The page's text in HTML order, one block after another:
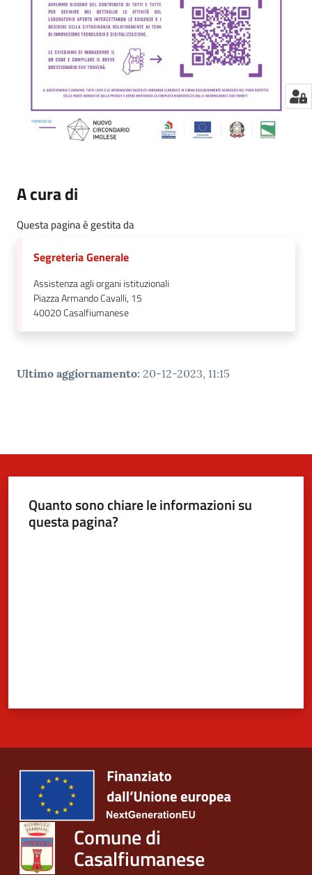
A cura di
Questa pagina è gestita da
Segreteria Generale
Assistenza agli organi istituzionali
Piazza Armando Cavalli, 15
40020Casalfiumanese
Ultimo aggiornamento: 20-12-2023, 11:15
Quanto sono chiare le informazioni su
questa pagina?
Comune di
Casalfiumanese